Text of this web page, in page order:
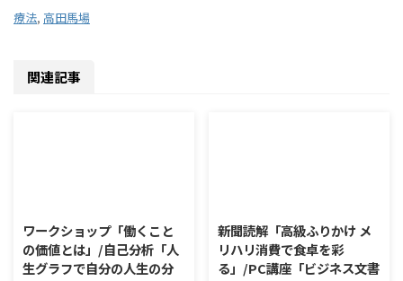
療法, 高田馬場
関連記事
ワークショップ「働くこと
の価値とは」/自己分析「人
生グラフで自分の人生の分
新聞読解「高級ふりかけ メ
リハリ消費で食卓を彩
る」/PC講座「ビジネス文書